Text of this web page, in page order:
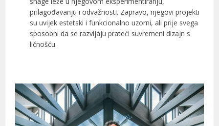
prilagođavanju i odvažnosti. Zapravo, njegovi projekti
su uvijek estetski i funkcionalno uzorni, ali prije svega
sposobni da se razvijaju prateći suvremeni dizajn s
ličnošću.